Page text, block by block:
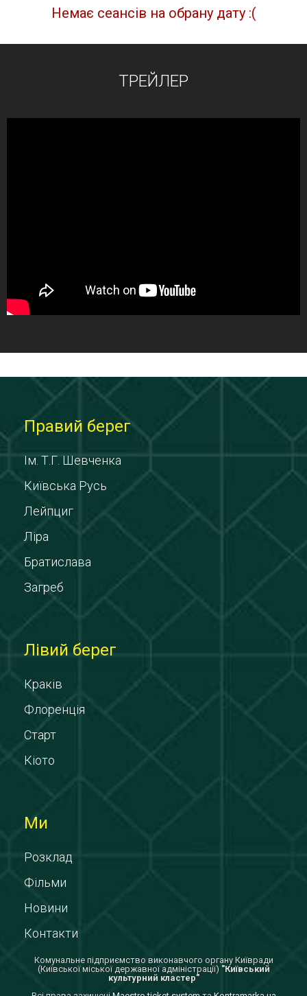
Немає сеансів на обрану дату :(
ТРЕЙЛЕР
Правий берег
Ім. Т.Г. Шевченка
Київська Русь
Лейпциг
Ліра
Братислава
Загреб
Лівий берег
Краків
Флоренція
Старт
Кіото
Ми
Розклад
Фільми
Новини
Контакти
Комунальне підприємство виконавчого органу Київради
(Київської міської державної адміністрації) "Київський
культурний кластер"